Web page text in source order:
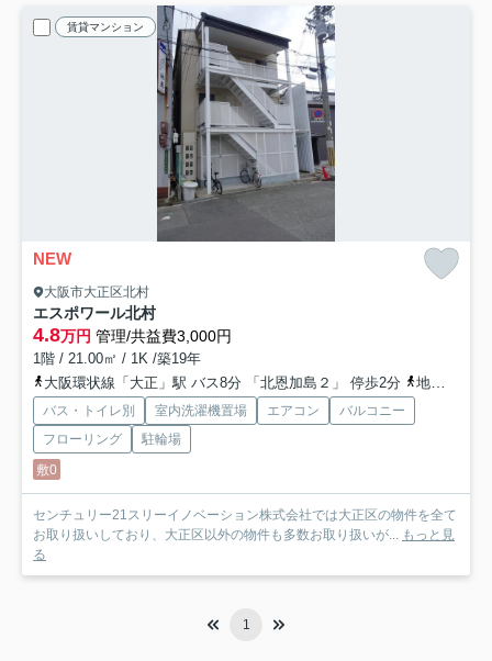
賃貸マンション
NEW
大阪市大正区北村
エスポワール北村
4.8万円 管理/共益費3,000円
1階 / 21.00㎡ / 1K /築19年
大阪環状線「大正」駅 バス8分 「北恩加島２」 停歩2分
地下鉄長堀鶴見緑地「大正」駅 バス8分 「北恩加島２」 停歩2分
バス・トイレ別 室内洗濯機置場 エアコン
バルコニー
フローリング
駐輪場
敷0
センチュリー21スリーイノベーション株式会社では大正区の物件を全て
お取り扱いしており、大正区以外の物件も多数お取り扱いが... もっと見
る
1